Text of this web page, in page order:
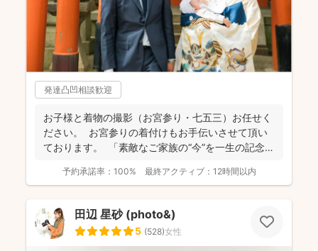
発達凸凹相談歓迎
お子様と着物の撮影（お宮参り・七五三）お任せく
ださい。 お宮参りの着付けもお手伝いさせて頂い
ております。 「素敵なご家族の“今”を一生の記念
予約承諾率： 100% 最終アクティブ： 12時間以内
田辺 星砂 (photo&)
5 (528)女性